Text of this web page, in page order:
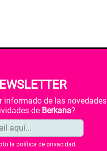
informado de las novedades
de Berkana?
la política de privacidad .